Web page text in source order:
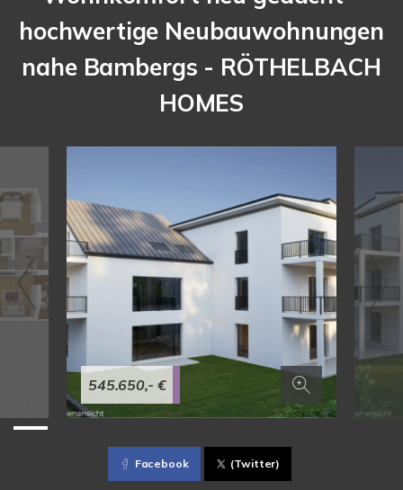
hochwertige Neubauwohnungen
nahe Bambergs - RÖTHELBACH
HOMES
545.650,- €
Facebook (Twitter)